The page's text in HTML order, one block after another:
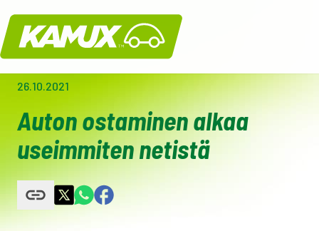
Kamux
26.10.2021
Auton ostaminen alkaa
useimmiten netistä